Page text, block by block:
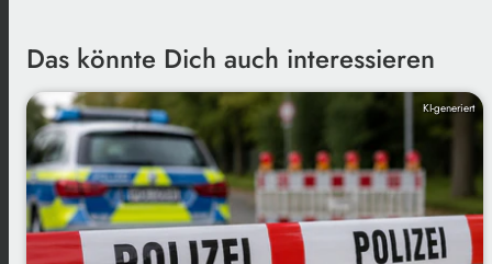
Das könnte Dich auch interessieren
KI-generiert